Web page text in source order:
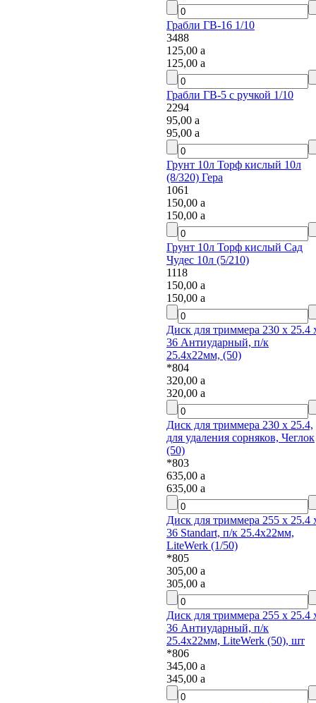
Грабли ГВ-16 1/10
3488
125,00a
125,00a
Грабли ГВ-5 с ручкой 1/10
2294
95,00a
95,00a
Грунт 10л Торф кислый 10л
(8/320) Гера
1061
150,00a
150,00a
Грунт 10л Торф кислый Сад
Чудес 10л (5/210)
1118
150,00a
150,00a
Диск для триммера 230 х 25.4 х
36 Антиударный, п/к
25.4х22мм, (50)
*804
320,00a
320,00a
Диск для триммера 230 х 25.4,
для удаления сорняков, Чеглок
(50)
*803
635,00a
635,00a
Диск для триммера 255 х 25.4 х
36 Standart, п/к 25.4х22мм,
LiteWerk (1/50)
*805
305,00a
305,00a
Диск для триммера 255 х 25.4 х
36 Антиударный, п/к
25.4х22мм, LiteWerk (50), шт
*806
345,00a
345,00a